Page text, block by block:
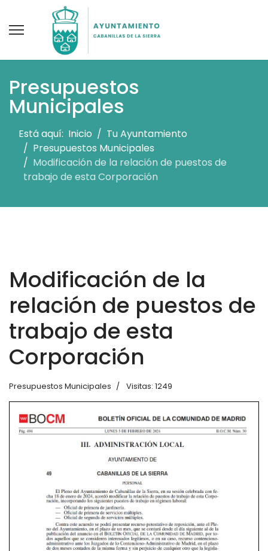
Presupuestos
Municipales
Está aquí: Inicio
Tu Ayuntamiento
Presupuestos Municipales
Modificación de la relación de puestos de
trabajo de esta Corporación
Modificación de la
relación de puestos de
trabajo de esta
Corporación
Presupuestos Municipales Visitas: 1249